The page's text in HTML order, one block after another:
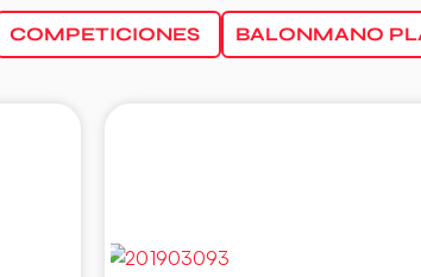
COMPETICIONES BALONMANO